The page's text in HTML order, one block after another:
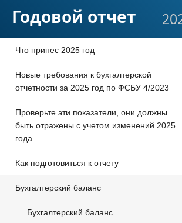
Годовой отчет
Что принес 2025 год
Новые требования к бухгалтерской
отчетности за 2025 год по ФСБУ 4/2023
Проверьте эти показатели, они должны
быть отражены с учетом изменений 2025
года
Как подготовиться к отчету
Бухгалтерский баланс
Бухгалтерский баланс